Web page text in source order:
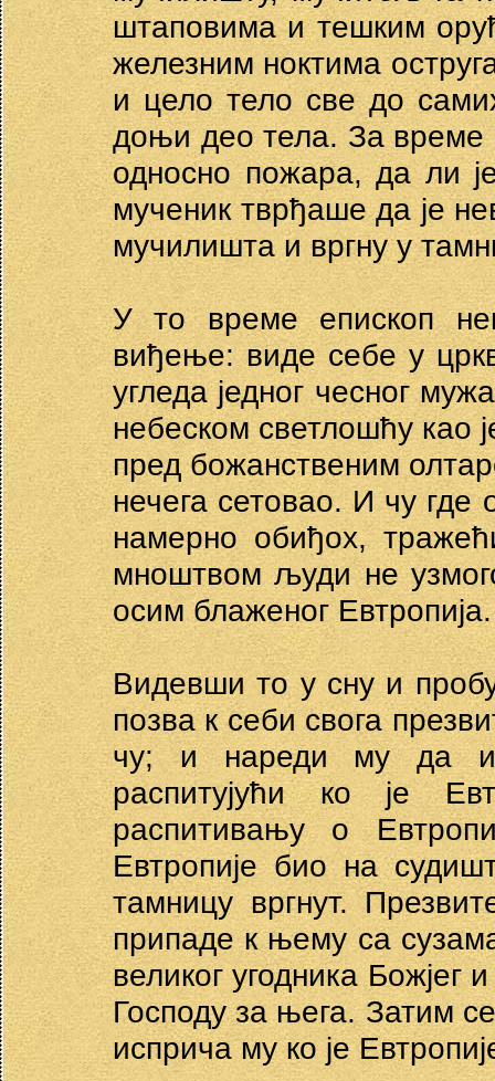
штаповима и тешким
железним ноктима
и цело тело све до
доњи део тела. За време
односно пожара, да ли
мученик тврђаше да је
мучилишта и вргну у
У то време епископ
виђење: виде себе у
угледа једног чесног
небеском светлошћу као
пред божанственим
нечега сетовао. И чу где
намерно обиђох,
мноштвом људи не
осим блаженог Евтропија.
Видевши то у сну и
позва к себи свога
чу; и нареди му да
распитујући ко је
распитивању о
Евтропије био на
тамницу вргнут.
припаде к њему са
великог угодника
Господу за њега. Затим
исприча му ко је